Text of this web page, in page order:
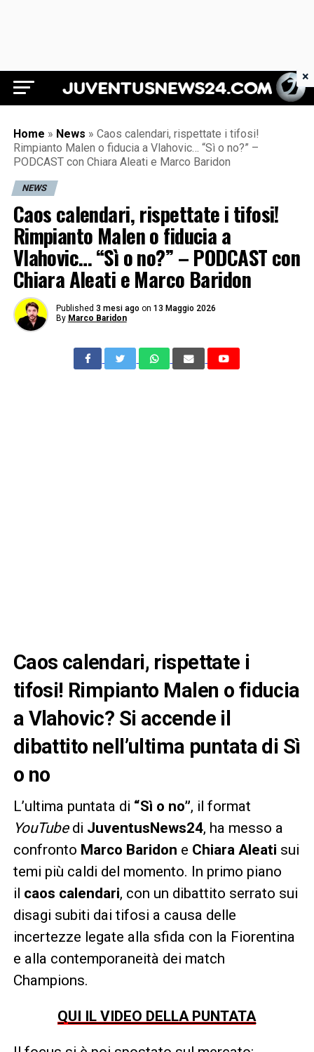
Juventus News 24
Home » News » Caos calendari, rispettate i tifosi!
Rimpianto Malen o fiducia a Vlahovic… “Sì o no?” –
PODCAST con Chiara Aleati e Marco Baridon
NEWS
Caos calendari, rispettate i tifosi!
Rimpianto Malen o fiducia a
Vlahovic… “Sì o no?” – PODCAST con
Chiara Aleati e Marco Baridon
Published 3 mesi ago on 13 Maggio 2026
By Marco Baridon
Caos calendari, rispettate i
tifosi! Rimpianto Malen o fiducia
a Vlahovic? Si accende il
dibattito nell’ultima puntata di Sì
o no
L’ultima puntata di “Sì o no”, il format
YouTubedi JuventusNews24, ha messo a
confronto Marco Baridon e Chiara Aleati sui
temi più caldi del momento. In primo piano
il caos calendari, con un dibattito serrato sui
disagi subiti dai tifosi a causa delle
incertezze legate alla sfida con la Fiorentina
e alla contemporaneità dei match
Champions.
QUI IL VIDEO DELLA PUNTATA
×